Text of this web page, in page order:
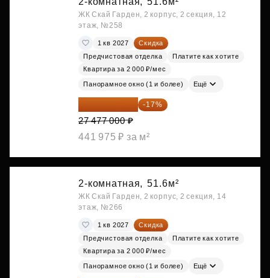
ЖК Скай Гарден, 2 корпус, 2 секция, 12
этаж, №258
1 кв 2027
Скидка
Предчистовая отделка
Платите как хотите
Квартира за 2 000 ₽/мес
Панорамное окно (1 и более) Ещё
22 805 910 ₽ -17%
27 477 000 ₽
441 975 ₽ за м²
2-комнатная, 51.6м²
ЖК Скай Гарден, 2 корпус, 2 секция, 14
этаж, №266
1 кв 2027
Скидка
Предчистовая отделка
Платите как хотите
Квартира за 2 000 ₽/мес
Панорамное окно (1 и более) Ещё